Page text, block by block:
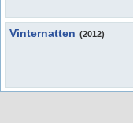
Vinternatten (2012)